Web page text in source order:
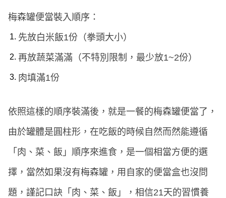
梅森罐便當裝入順序：
先放白米飯1份（拳頭大小）
再放蔬菜滿滿（不特別限制，最少放1~2份）
肉填滿1份
依照這樣的順序裝滿後，就是一餐的梅森罐便當了，
由於罐體是圓柱形，在吃飯的時候自然而然能遵循
「肉、菜、飯」順序來進食，是一個相當方便的選
擇，當然如果沒有梅森罐，用自家的便當盒也沒問
題，謹記口訣「肉、菜、飯」，相信21天的習慣養